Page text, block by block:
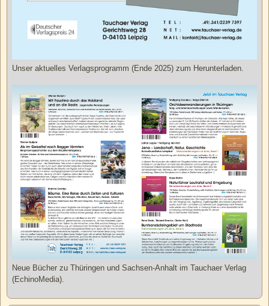
Unser aktuelles Verlagsprogramm (Ende 2025) zum Herunterladen.
Neue Bücher zu Thüringen und Sachsen-Anhalt im Tauchaer Verlag
(EchinoMedia).